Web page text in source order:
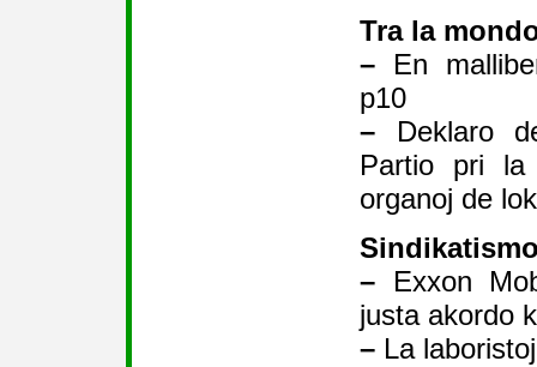
Tra la
– En
p10
– Deklaro
Partio pri
organoj de
– Exxon
justa akordo
– La